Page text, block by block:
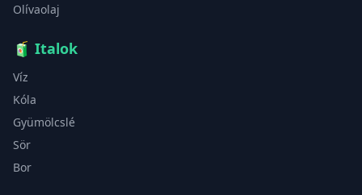
Olívaolaj
🧃 Italok
Víz
Kóla
Gyümölcslé
Sör
Bor